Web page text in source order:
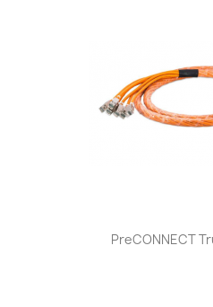
PreCONNECT